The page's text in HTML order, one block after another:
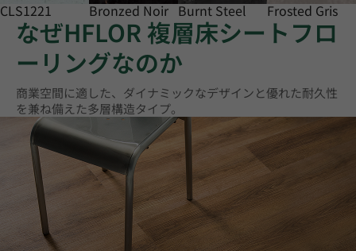
CLS1221 Bronzed Noir Burnt Steel Frosted Gris
なぜHFLOR 複層床シートフロ
ーリングなのか
商業空間に適した、ダイナミックなデザインと優れた耐久性
を兼ね備えた多層構造タイプ。